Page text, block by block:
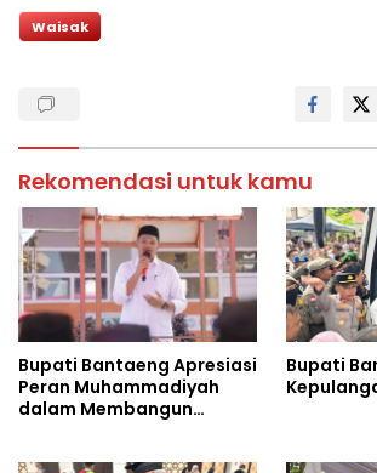
Waisak
Rekomendasi untuk kamu
Bupati Bantaeng Apresiasi
Peran Muhammadiyah
dalam Membangun
Bupati